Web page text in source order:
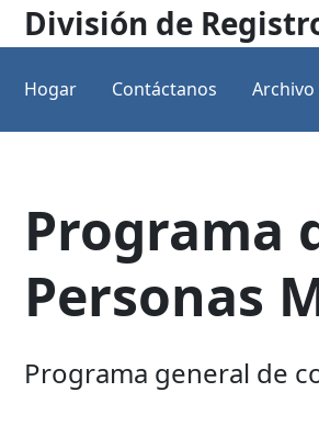
División de
Hogar Contáctanos Archivo
Programa
Personas
Programa general de